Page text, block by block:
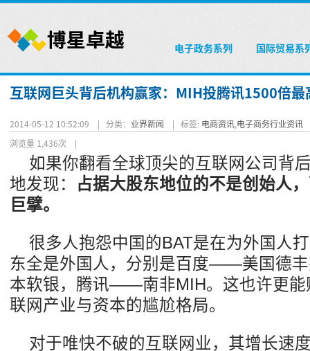
电子政务系列 国际贸易系
互联网巨头背后机构赢家：MIH投腾讯1500倍最
2014-05-12 10:52:09 | 分类： 业界新闻 | 标签: 电商资讯,电子商务行业资讯
浏览量 1,436次 |
如果你翻看全球顶尖的互联网公司背
地发现：
占据大股东地位的不是创始人
巨擘。
很多人抱怨中国的BAT是在为外国人
东全是外国人，分别是百度——美国德
本软银，腾讯——南非MIH。这也许更能
联网产业与资本的尴尬格局。
对于唯快不破的互联网业，其增长速